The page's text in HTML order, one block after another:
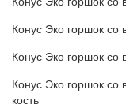
Конус Эко горшок со
Конус Эко горшок со
Конус Эко горшок со
кость